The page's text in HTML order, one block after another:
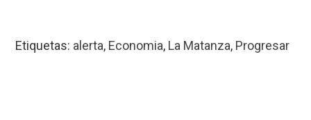
Etiquetas: alerta, Economia, La Matanza, Progresar